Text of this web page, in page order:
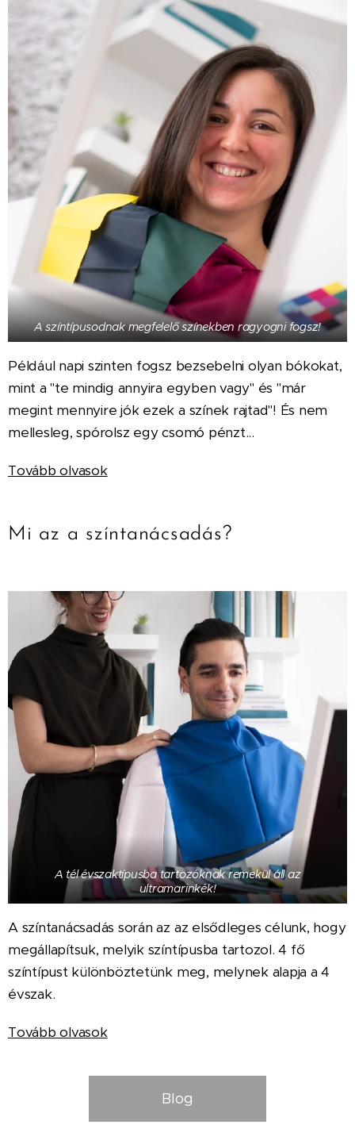
A színtípusodnak megfelelő színekben ragyogni fogsz!
Például napi szinten fogsz bezsebelni olyan bókokat,
mint a "te mindig annyira egyben vagy" és "már
megint mennyire jók ezek a színek rajtad"! És nem
mellesleg, spórolsz egy csomó pénzt...
Tovább olvasok
Mi az a színtanácsadás?
A tél évszaktípusba tartozóknak remekül áll az
ultramarinkék!
A színtanácsadás során az az elsődleges célunk, hogy
megállapítsuk, melyik színtípusba tartozol. 4 fő
színtípust különböztetünk meg, melynek alapja a 4
évszak.
Tovább olvasok
Blog